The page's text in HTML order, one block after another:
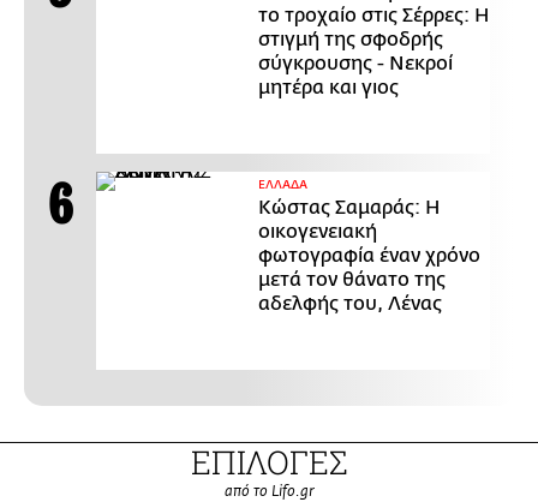
το τροχαίο στις Σέρρες: Η
στιγμή της σφοδρής
σύγκρουσης - Νεκροί
μητέρα και γιος
ΕΛΛΑΔΑ
Κώστας Σαμαράς: Η
οικογενειακή
φωτογραφία έναν χρόνο
μετά τον θάνατο της
αδελφής του, Λένας
ΕΠΙΛΟΓΕΣ
από το Lifo.gr